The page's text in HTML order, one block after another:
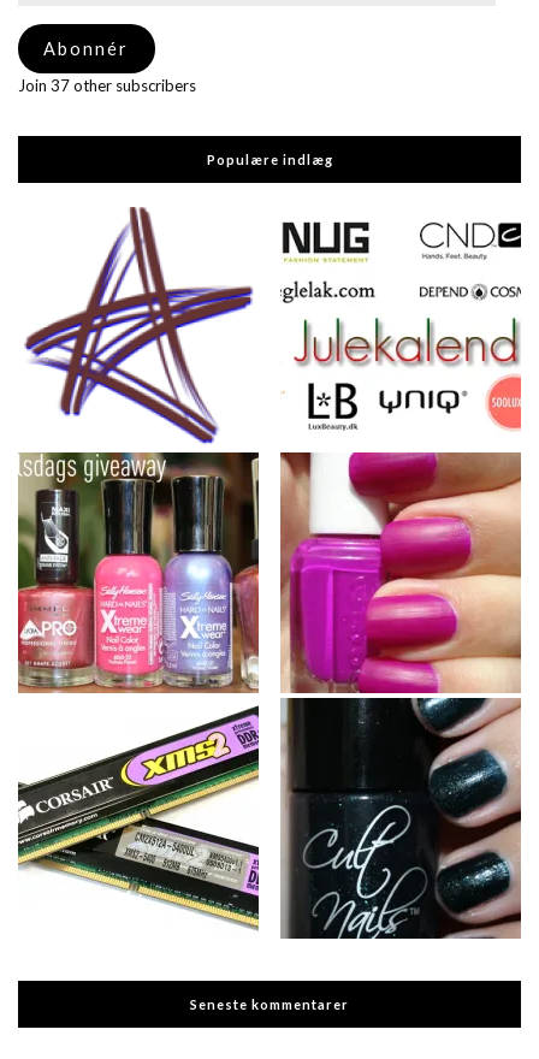
adresse
Abonnér
Join 37 other subscribers
Populære indlæg
Seneste kommentarer